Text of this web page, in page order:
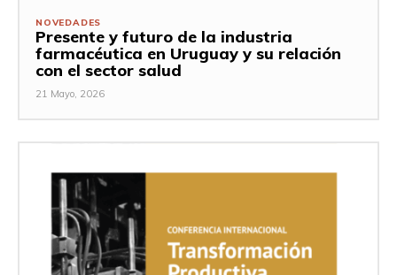
NOVEDADES
Presente y futuro de la industria
farmacéutica en Uruguay y su relación
con el sector salud
21 Mayo, 2026